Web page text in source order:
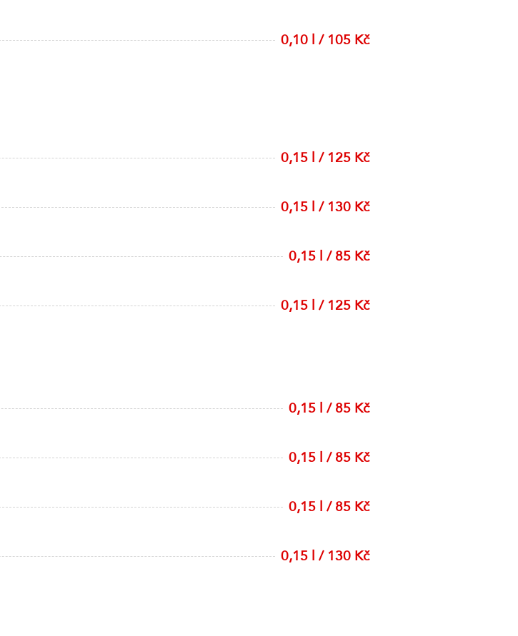
0,10 l / 105 Kč
0,15 l / 125 Kč
0,15 l / 130 Kč
0,15 l / 85 Kč
0,15 l / 125 Kč
0,15 l / 85 Kč
0,15 l / 85 Kč
0,15 l / 85 Kč
0,15 l / 130 Kč